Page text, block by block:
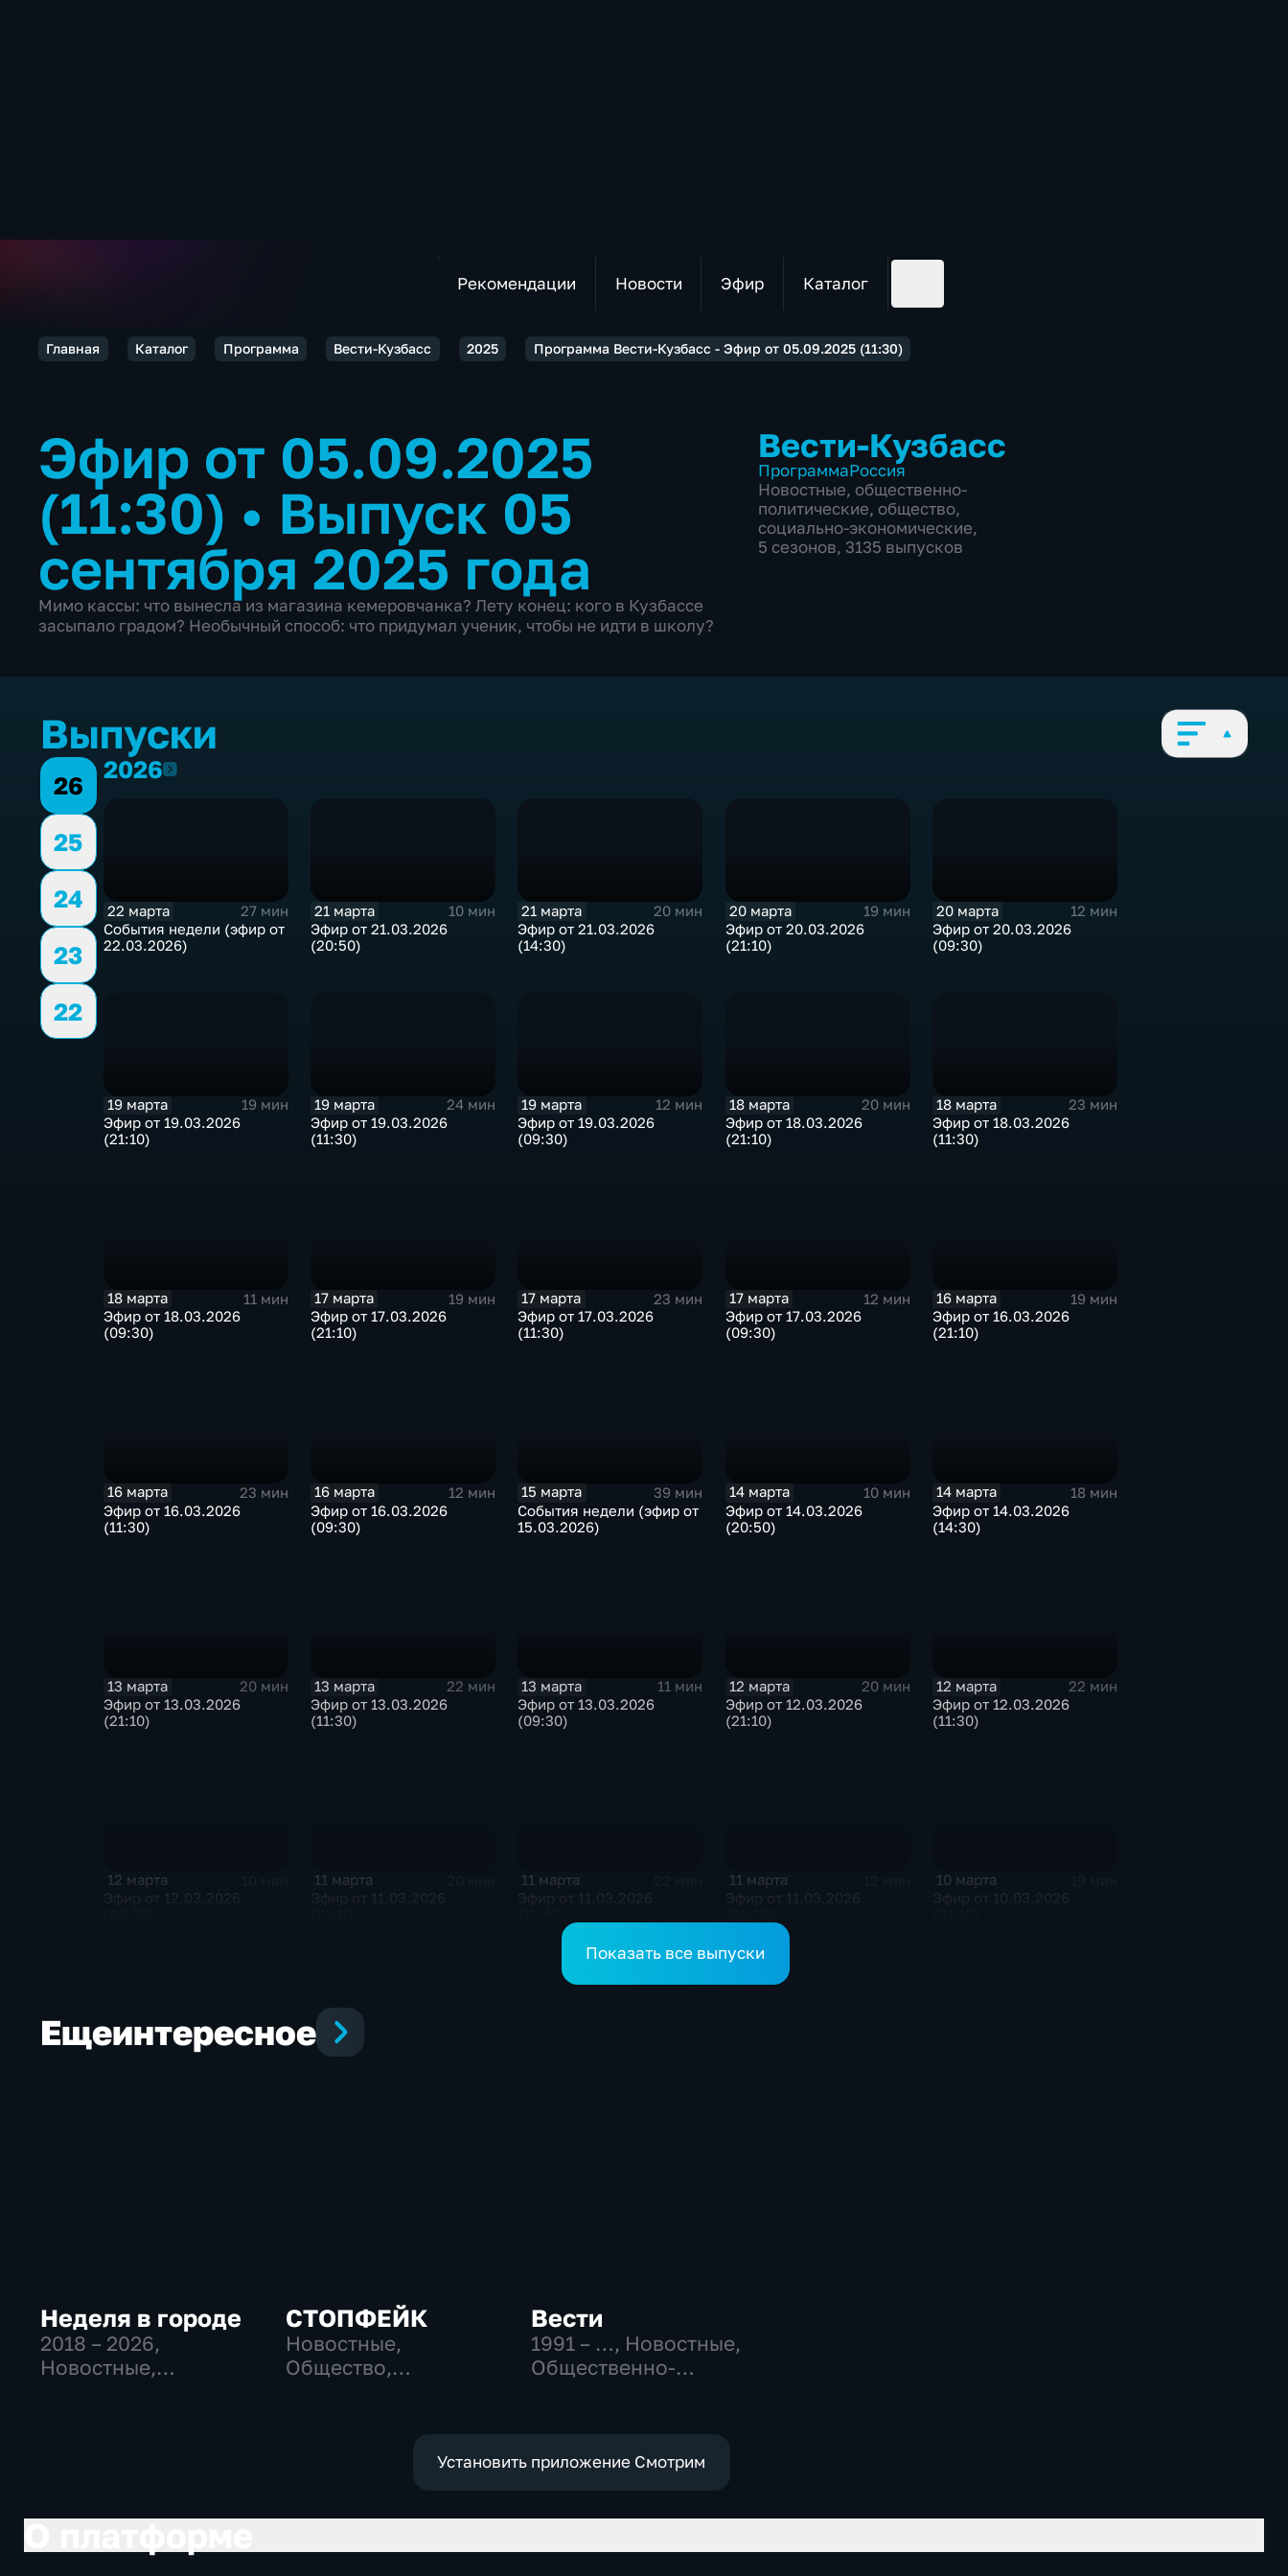
Рекомендации Новости Эфир Каталог
Главная Каталог Программа Вести-Кузбасс 2025 Программа Вести-Кузбасс - Эфир от 05.09.2025 (11:30)
Эфир от 05.09.2025
(11:30) • Выпуск 05
сентября 2025 года
Мимо кассы: что вынесла из магазина кемеровчанка? Лету конец: кого в Кузбассе
засыпало градом? Необычный способ: что придумал ученик, чтобы не идти в школу?
Вести-Кузбасс
ПрограммаРоссия
Новостные, общественно-
политические, общество,
социально-экономические,
5 сезонов, 3135 выпусков
Выпуски
26
25
24
23
22
20262026
22 марта
27 мин
События недели (эфир от
22.03.2026)
21 марта
10 мин
Эфир от 21.03.2026
(20:50)
21 марта
20 мин
Эфир от 21.03.2026
(14:30)
20 марта
19 мин
Эфир от 20.03.2026
(21:10)
20 марта
12 мин
Эфир от 20.03.2026
(09:30)
19 марта
19 мин
Эфир от 19.03.2026
(21:10)
19 марта
24 мин
Эфир от 19.03.2026
(11:30)
19 марта
12 мин
Эфир от 19.03.2026
(09:30)
18 марта
20 мин
Эфир от 18.03.2026
(21:10)
18 марта
23 мин
Эфир от 18.03.2026
(11:30)
18 марта
11 мин
Эфир от 18.03.2026
(09:30)
17 марта
19 мин
Эфир от 17.03.2026
(21:10)
17 марта
23 мин
Эфир от 17.03.2026
(11:30)
17 марта
12 мин
Эфир от 17.03.2026
(09:30)
16 марта
19 мин
Эфир от 16.03.2026
(21:10)
16 марта
23 мин
Эфир от 16.03.2026
(11:30)
16 марта
12 мин
Эфир от 16.03.2026
(09:30)
15 марта
39 мин
События недели (эфир от
15.03.2026)
14 марта
10 мин
Эфир от 14.03.2026
(20:50)
14 марта
18 мин
Эфир от 14.03.2026
(14:30)
13 марта
20 мин
Эфир от 13.03.2026
(21:10)
13 марта
22 мин
Эфир от 13.03.2026
(11:30)
13 марта
11 мин
Эфир от 13.03.2026
(09:30)
12 марта
20 мин
Эфир от 12.03.2026
(21:10)
12 марта
22 мин
Эфир от 12.03.2026
(11:30)
12 марта 11 марта 11 марта 11 марта 10 марта
Показать все выпуски
Ещеинтересное
Неделя в городе
2018 – 2026,
Новостные,
СТОПФЕЙК
Новостные,
Общество,
Вести
1991 – …, Новостные,
Общественно-
Установить приложение Смотрим